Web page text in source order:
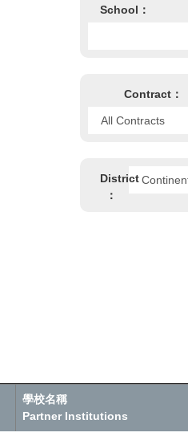
School：
Contract：
District
：
學校名稱
Partner Institutions